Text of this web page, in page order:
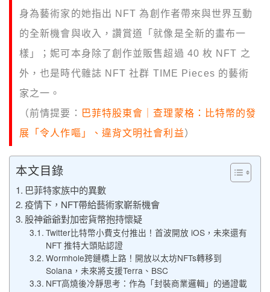
身為藝術家的她指出 NFT 為創作者帶來與世界互動
的全新機會與收入，讚賞道「就像是全新的畫布一
樣」；妮可本身除了創作並販售超過 40 枚 NFT 之
外，也是時代雜誌 NFT 社群 TIME Pieces 的藝術
家之一。
（前情提要： 巴菲特股東會｜查理蒙格：比特幣的發
展「令人作嘔」、違背文明社會利益 ）
本文目錄
巴菲特家族中的異數
疫情下，NFT帶給藝術家嶄新機會
股神爺爺對加密貨幣抱持懷疑
Twitter比特幣小費支付推出！首波開放 iOS，未來還有
NFT 推特大頭貼認證
Wormhole跨鏈橋上路！開放以太坊NFTs轉移到
Solana，未來將支援Terra、BSC
NFT高燒後冷靜思考：作為「封裝商業邏輯」的通證載